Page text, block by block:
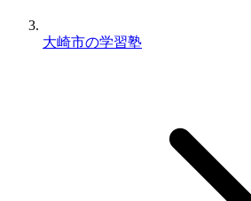
大崎市の学習塾